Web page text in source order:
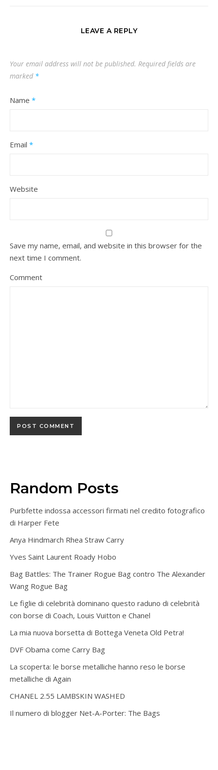
LEAVE A REPLY
Your email address will not be published. Required fields are
marked *
Name *
Email *
Website
Save my name, email, and website in this browser for the
next time I comment.
Comment
Random Posts
Purbfette indossa accessori firmati nel credito fotografico
di Harper Fete
Anya Hindmarch Rhea Straw Carry
Yves Saint Laurent Roady Hobo
Bag Battles: The Trainer Rogue Bag contro The Alexander
Wang Rogue Bag
Le figlie di celebrità dominano questo raduno di celebrità
con borse di Coach, Louis Vuitton e Chanel
La mia nuova borsetta di Bottega Veneta Old Petra!
DVF Obama come Carry Bag
La scoperta: le borse metalliche hanno reso le borse
metalliche di Again
CHANEL 2.55 LAMBSKIN WASHED
Il numero di blogger Net-A-Porter: The Bags